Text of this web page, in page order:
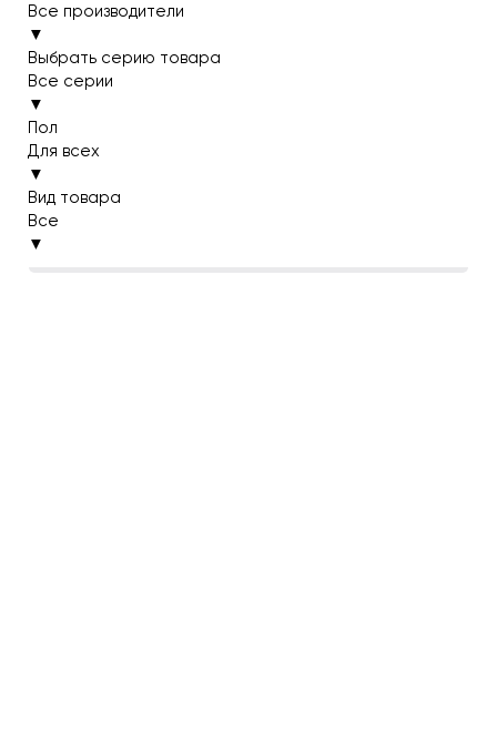
Все производители
▼
Выбрать серию товара
Все серии
▼
Пол
Для всех
▼
Вид товара
Все
▼